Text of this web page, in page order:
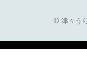
© 津々う